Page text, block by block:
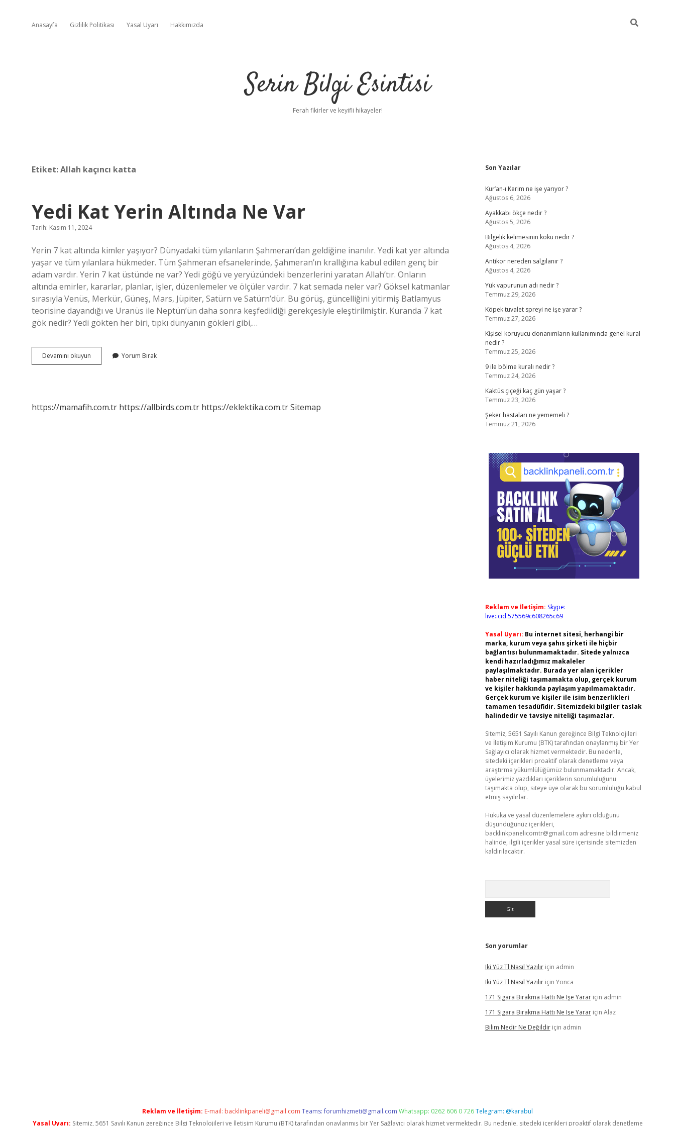
Anasayfa Gizlilik Politikası Yasal Uyarı Hakkımızda
Serin Bilgi Esintisi
Ferah fikirler ve keyifli hikayeler!
Etiket:Allah kaçıncı katta
Yedi Kat Yerin Altında Ne Var
Tarih: Kasım 11, 2024
Yerin 7 kat altında kimler yaşıyor? Dünyadaki tüm yılanların Şahmeran’dan geldiğine inanılır. Yedi kat yer altında
yaşar ve tüm yılanlara hükmeder. Tüm Şahmeran efsanelerinde, Şahmeran’ın krallığına kabul edilen genç bir
adam vardır. Yerin 7 kat üstünde ne var? Yedi göğü ve yeryüzündeki benzerlerini yaratan Allah’tır. Onların
altında emirler, kararlar, planlar, işler, düzenlemeler ve ölçüler vardır. 7 kat semada neler var? Göksel katmanlar
sırasıyla Venüs, Merkür, Güneş, Mars, Jüpiter, Satürn ve Satürn’dür. Bu görüş, güncelliğini yitirmiş Batlamyus
teorisine dayandığı ve Uranüs ile Neptün’ün daha sonra keşfedildiği gerekçesiyle eleştirilmiştir. Kuranda 7 kat
gök nedir? Yedi gökten her biri, tıpkı dünyanın gökleri gibi,…
Devamını okuyun
Kat
Yorum Bırak
https://mamafih.com.tr https://allbirds.com.tr https://eklektika.com.trSitemap
Sidebar
Son Yazılar
Kur’an-ı Kerim ne işe yarıyor ?
Ağustos 6, 2026
Ayakkabı ökçe nedir ?
Ağustos 5, 2026
Bilgelik kelimesinin kökü nedir ?
Ağustos 4, 2026
Antikor nereden salgılanır ?
Ağustos 4, 2026
Yük vapurunun adı nedir ?
Temmuz 29, 2026
Köpek tuvalet spreyi ne işe yarar ?
Temmuz 27, 2026
Kişisel koruyucu donanımların kullanımında genel kural
nedir ?
Temmuz 25, 2026
9 ile bölme kuralı nedir ?
Temmuz 24, 2026
Kaktüs çiçeği kaç gün yaşar ?
Temmuz 23, 2026
Şeker hastaları ne yememeli ?
Temmuz 21, 2026
Reklam ve İletişim: Skype:
live:.cid.575569c608265c69
Yasal Uyarı: Bu internet sitesi, herhangi bir
marka, kurum veya şahıs şirketi ile hiçbir
bağlantısı bulunmamaktadır. Sitede yalnızca
kendi hazırladığımız makaleler
paylaşılmaktadır. Burada yer alan içerikler
haber niteliği taşımamakta olup, gerçek kurum
ve kişiler hakkında paylaşım yapılmamaktadır.
Gerçek kurum ve kişiler ile isim benzerlikleri
tamamen tesadüfidir. Sitemizdeki bilgiler taslak
halindedir ve tavsiye niteliği taşımazlar.
Sitemiz, 5651 Sayılı Kanun gereğince Bilgi Teknolojileri
ve İletişim Kurumu (BTK) tarafından onaylanmış bir Yer
Sağlayıcı olarak hizmet vermektedir. Bu nedenle,
sitedeki içerikleri proaktif olarak denetleme veya
araştırma yükümlülüğümüz bulunmamaktadır. Ancak,
üyelerimiz yazdıkları içeriklerin sorumluluğunu
taşımakta olup, siteye üye olarak bu sorumluluğu kabul
etmiş sayılırlar.
Hukuka ve yasal düzenlemelere aykırı olduğunu
düşündüğünüz içerikleri,
backlinkpanelicomtr@gmail.com adresine bildirmeniz
halinde, ilgili içerikler yasal süre içerisinde sitemizden
kaldırılacaktır.
Son yorumlar
Iki Yüz Tl Nasıl Yazılıriçin admin
Iki Yüz Tl Nasıl Yazılıriçin Yonca
171 Sigara Bırakma Hattı Ne Işe Yarariçin admin
171 Sigara Bırakma Hattı Ne Işe Yarariçin Alaz
Bilim Nedir Ne Değildiriçin admin
Reklam ve İletişim: E-mail: backlinkpaneli@gmail.com Teams:forumhizmeti@gmail.com Whatsapp: 0262 606 0 726Telegram: @karabul
Yasal Uyarı: Sitemiz, 5651 Sayılı Kanun gereğince Bilgi Teknolojileri ve İletişim Kurumu (BTK) tarafından onaylanmış bir Yer Sağlayıcı olarak hizmet vermektedir. Bu nedenle, sitedeki içerikleri proaktif olarak denetleme